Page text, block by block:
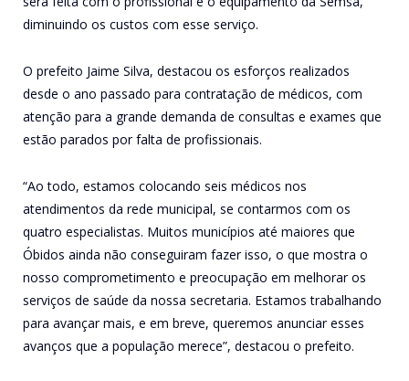
diminuindo os custos com esse serviço.
O prefeito Jaime Silva, destacou os esforços realizados
desde o ano passado para contratação de médicos, com
atenção para a grande demanda de consultas e exames que
estão parados por falta de profissionais.
“Ao todo, estamos colocando seis médicos nos
atendimentos da rede municipal, se contarmos com os
quatro especialistas. Muitos municípios até maiores que
Óbidos ainda não conseguiram fazer isso, o que mostra o
nosso comprometimento e preocupação em melhorar os
serviços de saúde da nossa secretaria. Estamos trabalhando
para avançar mais, e em breve, queremos anunciar esses
avanços que a população merece”, destacou o prefeito.